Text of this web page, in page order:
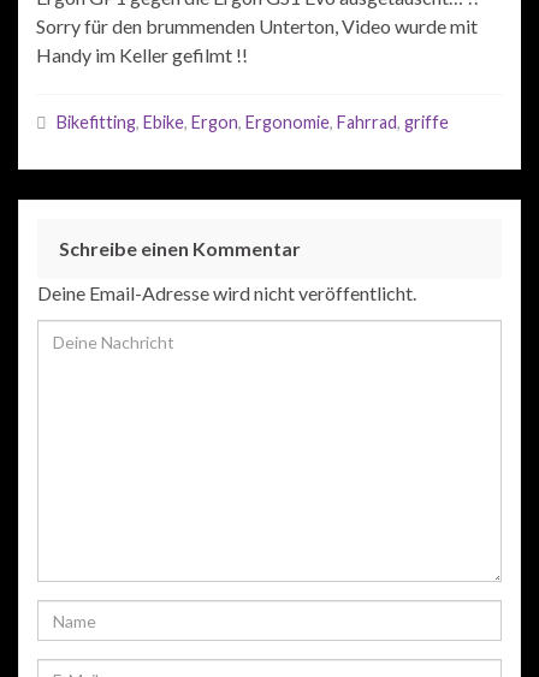
Sorry für den brummenden Unterton, Video wurde mit
Handy im Keller gefilmt !!
Bikefitting, Ebike, Ergon, Ergonomie, Fahrrad, griffe
Schreibe einen Kommentar
Deine Email-Adresse wird nicht veröffentlicht.